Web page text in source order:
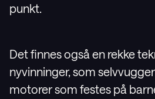
punkt.
Det finnes også en rekke
nyvinninger, som
motorer som festes på